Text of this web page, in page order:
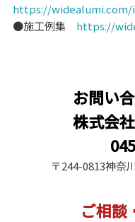
https://widealumi.com/
●施工例集 https://
お問い
株式会
〒244-0813神奈
ご相談